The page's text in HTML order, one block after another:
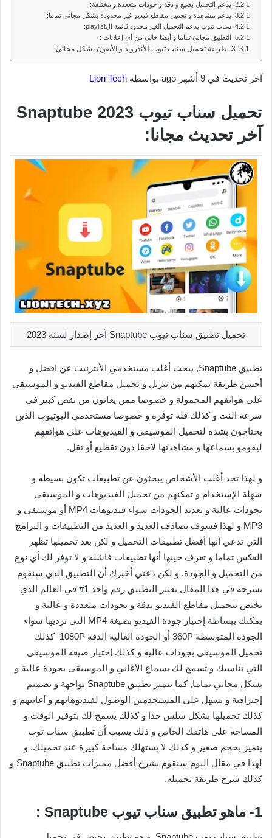
يدعم التحميل بصيغ و دقة و جودات متععدة و مختلفة:
يدعم مشاهدة و تحميل مقاطع فيديو غير محدودة بشكل مجاني تماما:
سناب تيوب يدعم التحميل الغير محدود قائمة الplaylist:
التطبيق مجاني تماما و أيضا خالي من أي إعلانات :
3- طريقة تحميل سناب تيوب للأندرويد و الأيفون بشكل مجاني:
آخر تحديث في 9 أشهر ago بواسطة Lion Tech
تحميل سناب تيوب Snaptube 2023
آخر تحديث مجانا:
تحميل تطبيق سناب تيوب Snaptube آخر إصدار لسنة 2023
تطبيق Snaptube, يبحث أغلب مستخدمي الأنترنيت عن افضل و
أحسن طريقة تمكنهم من تنزيل و تحميل مقاطع الفيديو و الموسيقى
على هواتفهم المحمولة و خصوصا ممن يعانون من نقص كبير في
سرعة النت و كذلك قلة توفره و خصوصا مستخدمي اليوتيوب الذين
يحتاجون بشدة لتحميل الموسيقى و الفيديوهات على هواتفهم
ليقومو بسماعها و مشاهدتها لاحقا دون تقطيع أو ثقل.
و لهذا تجد أغلب الأشخاص يبحثون عن تطبيقات تكون بسيطة و
سهلة الإستخدام و تمكنهم من تحميل الفيديوهات و الموسيقى
بجودات عالية و بعديد الجودات سواء فيديوهات MP4 أو موسيقى و
MP3 و لهذا فسوف تصادف العديد و العديد من التطبيقات و البرامج
التي تدعي أنها أفضل تطبيقات التحميل و لكن بعد تحميلها تظهر
العكس تماما و تعرف حينها أنها تطبيقات فاشلة و لا توفر لك أي نوع
من التحميل و الجودة. و لكن دعني أخبرك أن التطبيق الذي سنقوم
بشرحه في هذا المقال يعتبر التطبيق رقم واحد 1# في العالم الذي
يختص بتحميل مقاطع الفيديو بدقة و بجودات متعددة و عالية و
يمكنك ببساطة إختيار جودة الفيديو بصيغة MP4 التي ترديها سواء
الجودة المتوسطة 360P أو الجودة العالية الدقة 1080P كذلك
تحميل الموسيقى بجودات عالية و كذلك إختيار صيغة الموسيقى
التي تناسبك و تسمح لك بسماع الأغاني و الموسيقى بجودة عالية و
بشكل مجاني تماما, كما يتميز تطبيق Snaptube بواجهة و تصميم
إحترافية و تسهل على المستخدمين الوصول لفيديوهاتهم و أغانيهم و
كذلك تحميلها بشكل سلس جدا و كذلك يسمح لك بتوفير الوقت و
المساحة على هاتفك الخاص و ذلك بسبب أن تطبيق سناب توب
يتميز بحجم صغير و كذلك لا يستهلك مساحة كبيرة عند تحميلك. و
لهذا في مقال اليوم سنقوم بشرح أفضل مميزات تطبيق Snaptube و
كذلك شرح طريقة تحميله.
1- ماهو تطبيق سناب تيوب Snaptube :